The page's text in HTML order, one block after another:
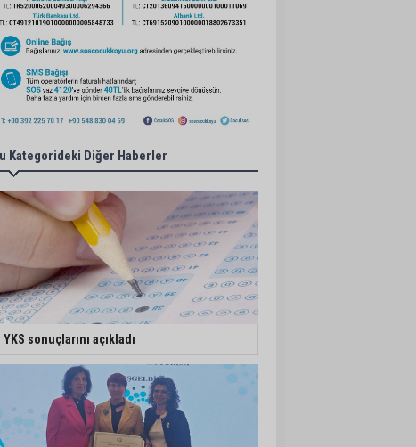
Kategorideki Diğer Haberler
YKS sonuçlarını açıkladı